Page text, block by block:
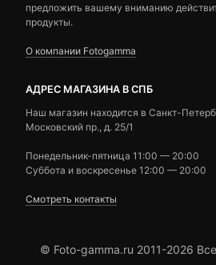
предложить вашему вниманию
продукты.
О компании Fotogamma
АДРЕС МАГАЗИНА В СПБ
Наш магазин находится в Санкт-
Московский пр., д. 25/1
Понедельник-пятница 11:00 — 20:00
Суббота и воскресенье 12:00 — 20:00
Смотреть контакты
© Foto-gamma.ru 2011-2026